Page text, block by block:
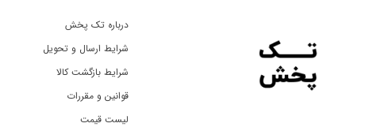
درباره تک پخش
شرایط ارسال و تحویل
شرایط بازگشت کالا
قوانین و مقررات
لیست قیمت